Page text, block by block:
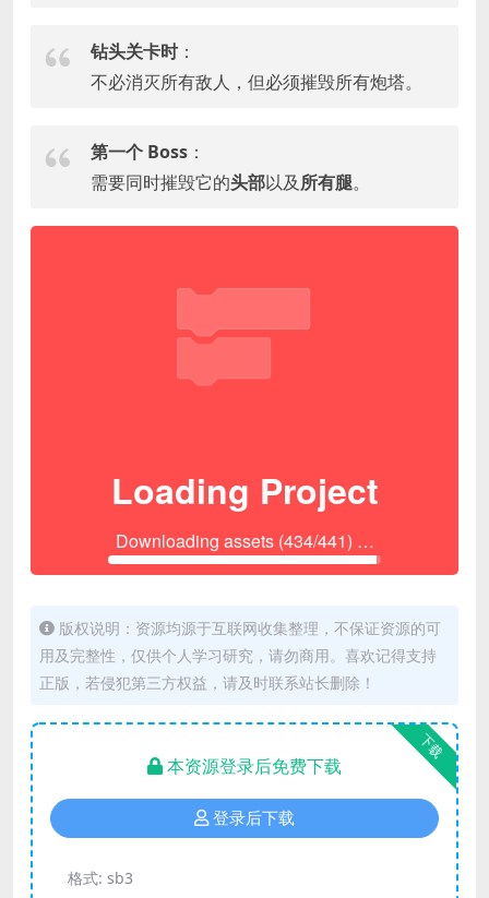
钻头关卡时：
不必消灭所有敌人，但必须摧毁所有炮塔。
第一个 Boss ：
需要同时摧毁它的头部以及所有腿。
版权说明：资源均源于互联网收集整理，不保证资源的可
用及完整性，仅供个人学习研究，请勿商用。喜欢记得支持
正版，若侵犯第三方权益，请及时联系站长删除！
下载
本资源登录后免费下载
登录后下载
格式: sb3